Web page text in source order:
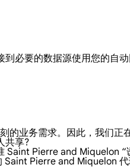
必要的数据源使用您的自
的业务需求。因此，我们
共享?
Saint Pierre and Miquelon
Saint Pierre and Miquelon